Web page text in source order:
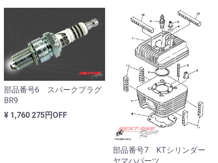
部品番号6 スパークプラグ
BR9
¥ 1,760 275円OFF
部品番号7 KTシリンダー
ヤマハパーツ